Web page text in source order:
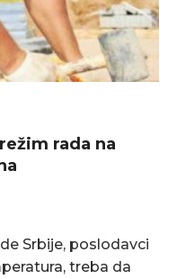
rada na
Srbije, poslodavci
treba da